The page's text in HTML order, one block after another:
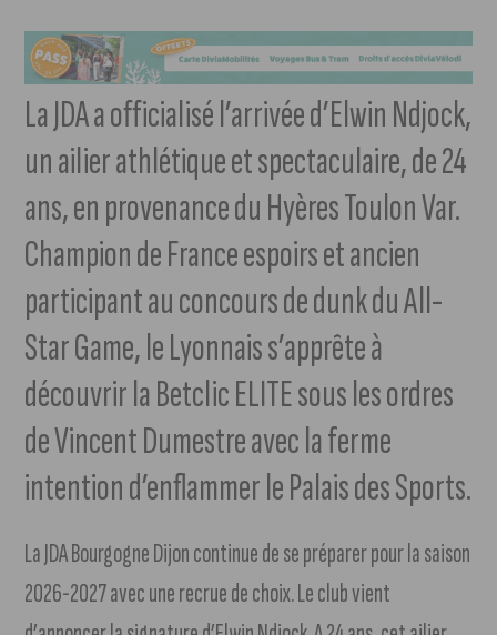
La JDA a officialisé l’arrivée d’Elwin Ndjock,
un ailier athlétique et spectaculaire, de 24
ans, en provenance du Hyères Toulon Var.
Champion de France espoirs et ancien
participant au concours de dunk du All-
Star Game, le Lyonnais s’apprête à
découvrir la Betclic ELITE sous les ordres
de Vincent Dumestre avec la ferme
intention d’enflammer le Palais des Sports.
La JDA Bourgogne Dijon continue de se préparer pour la saison
2026-2027 avec une recrue de choix. Le club vient